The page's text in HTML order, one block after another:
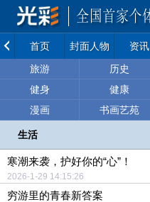
首页 封面人物 资讯
旅游
历史
健身
健康
漫画
书画艺苑
生活
寒潮来袭，护好你的“心”！
2026-1-29 14:15:26
穷游里的青春新答案